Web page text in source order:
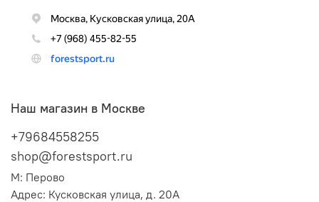
Наш магазин в Москве
+79684558255
shop@forestsport.ru
М: Перово
Адрес: Кусковская улица, д. 20А